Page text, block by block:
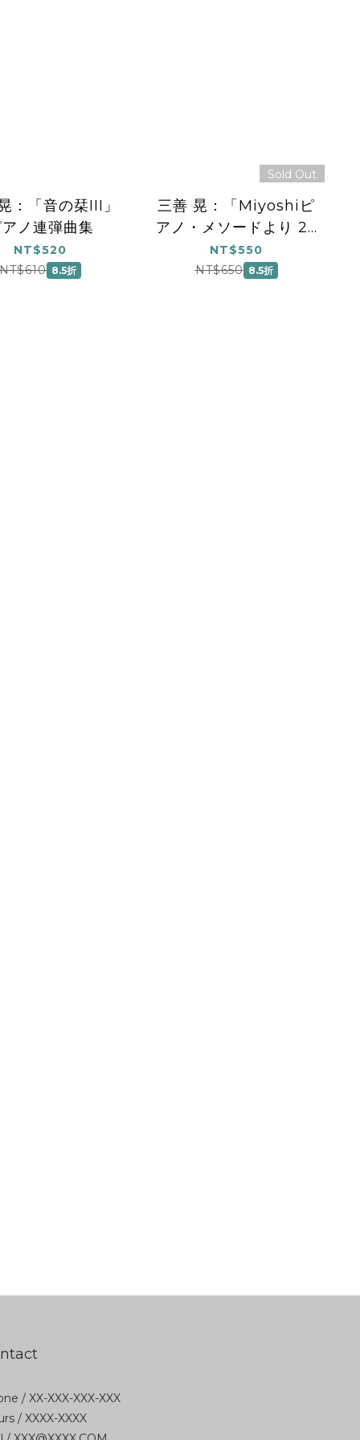
：「音の栞III」
ノ連弾曲集
NT$520
NT$610 8.5折
Sold Out
三善 晃：「Miyoshiピ
アノ・メソードより 27
の練習曲」
NT$550
NT$650 8.5折
/ XX-XXX-XXX-XXX
/ XXXX-XXXX